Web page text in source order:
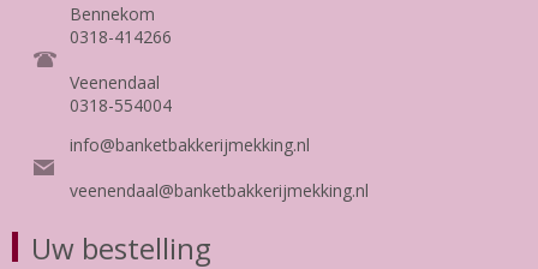
Bennekom
0318-414266
Veenendaal
0318-554004
info@banketbakkerijmekking.nl
veenendaal@banketbakkerijmekking.nl
Uw bestelling